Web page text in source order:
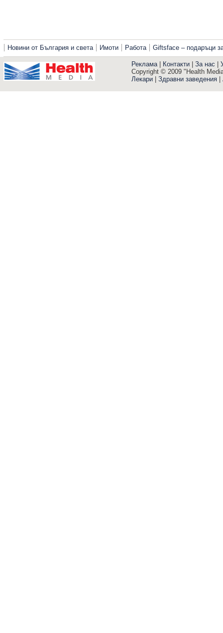
Новини от България и света Имоти Работа Giftsface – подаръци
Реклама| Контакти За нас
Copyright © 2009 "Health
Лекари
Здравни заведения